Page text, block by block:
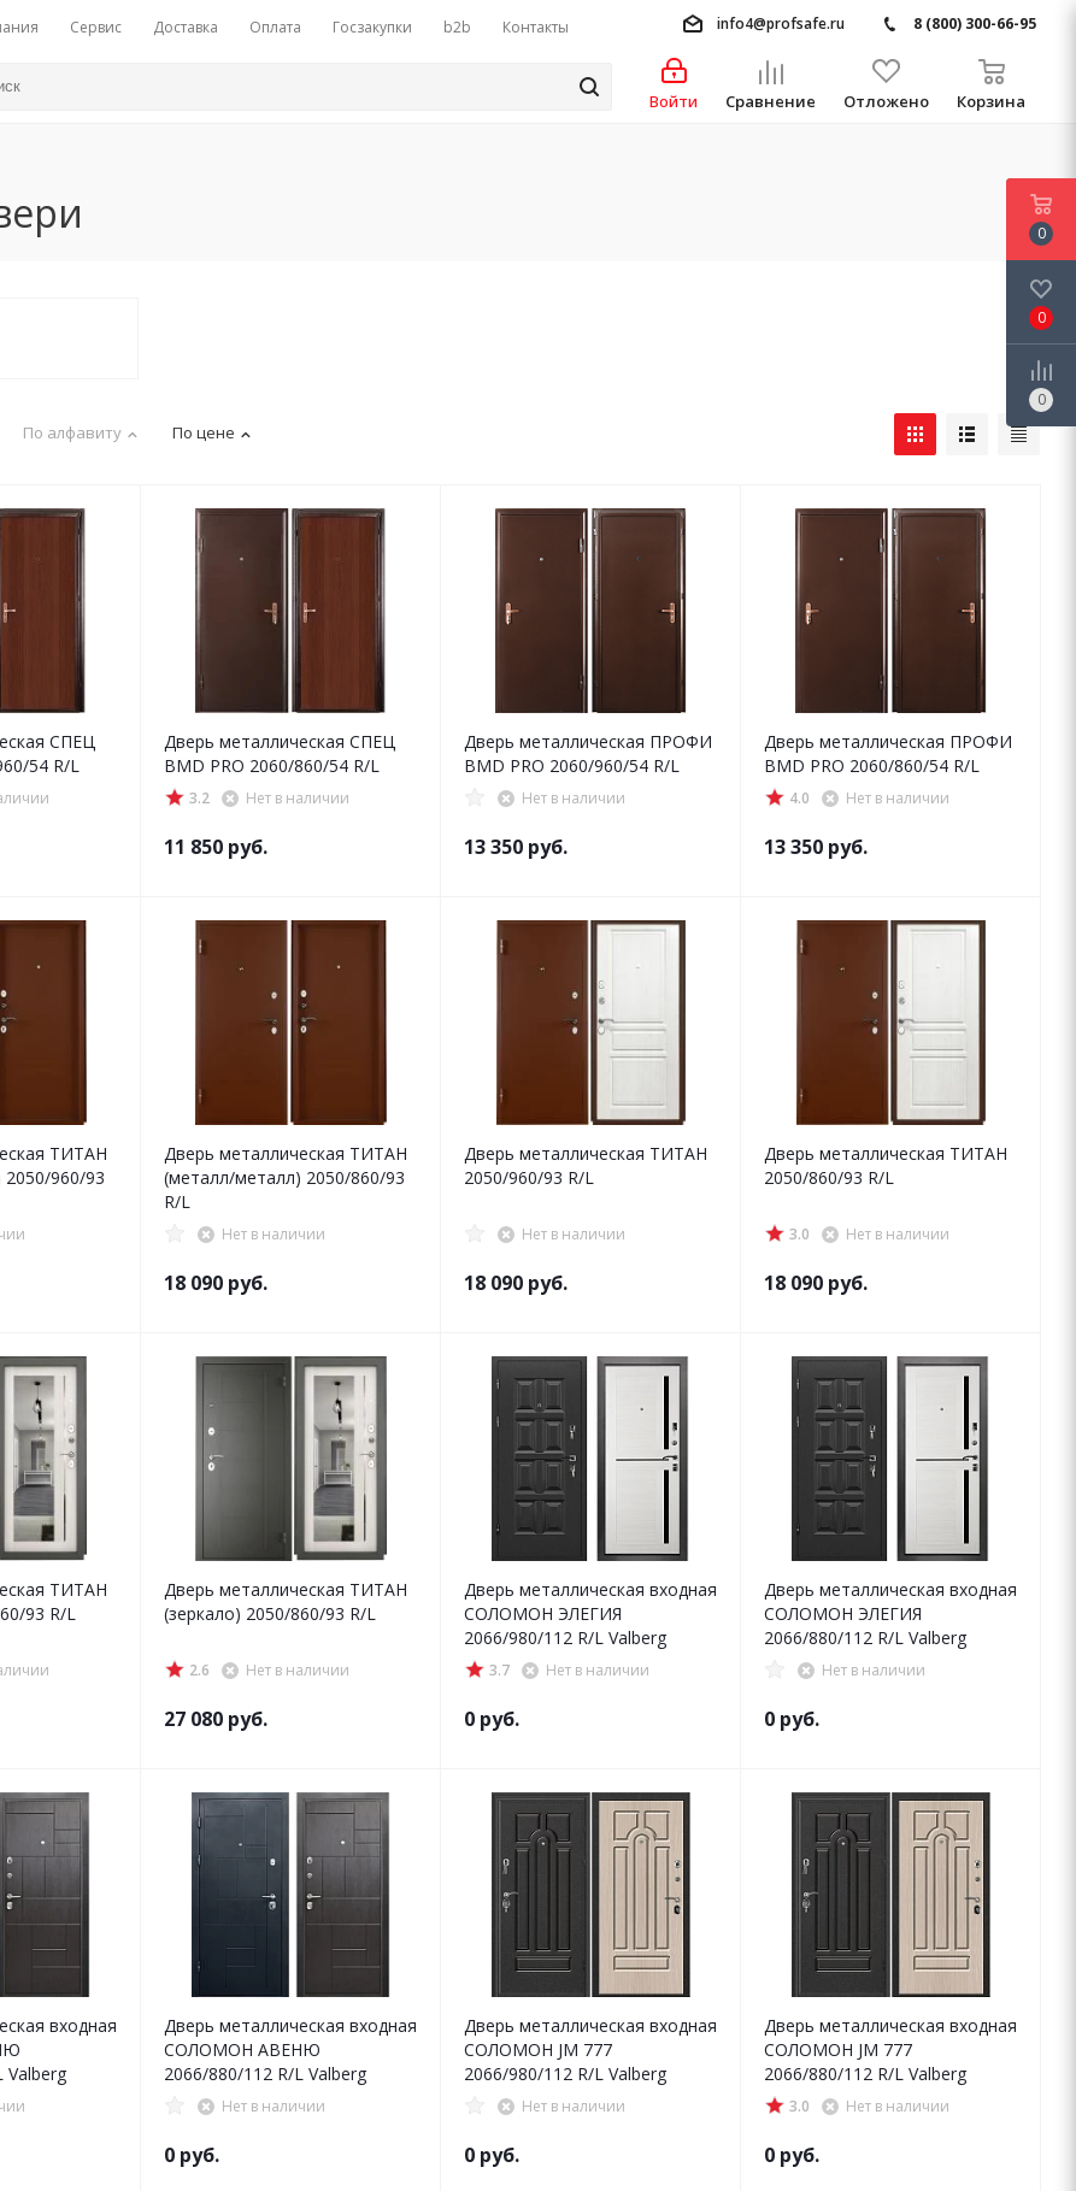
Сервис Доставка Оплата Госзакупки b2b Контакты info4@profsafe.ru 8 (800) 300-66-95
Войти Сравнение Отложено Корзина
По алфавиту По цене
СПЕЦ
54 R/L
Дверь металлическая СПЕЦ
BMD PRO 2060/860/54 R/L
3.2 Нет в наличии
11 850 руб.
Дверь металлическая ПРОФИ
BMD PRO 2060/960/54 R/L
Нет в наличии
13 350 руб.
Дверь металлическая ПРОФИ
BMD PRO 2060/860/54 R/L
4.0 Нет в наличии
13 350 руб.
ТИТАН
960/93
Дверь металлическая ТИТАН
(металл/металл) 2050/860/93
R/L
Нет в наличии
18 090 руб.
Дверь металлическая ТИТАН
2050/960/93 R/L
Нет в наличии
18 090 руб.
Дверь металлическая ТИТАН
2050/860/93 R/L
3.0 Нет в наличии
18 090 руб.
ТИТАН
93 R/L
Дверь металлическая ТИТАН
(зеркало) 2050/860/93 R/L
2.6 Нет в наличии
27 080 руб.
Дверь металлическая входная
СОЛОМОН ЭЛЕГИЯ
2066/980/112 R/L Valberg
3.7 Нет в наличии
0 руб.
Дверь металлическая входная
СОЛОМОН ЭЛЕГИЯ
2066/880/112 R/L Valberg
Нет в наличии
0 руб.
входная
Valberg
Дверь металлическая входная
СОЛОМОН АВЕНЮ
2066/880/112 R/L Valberg
Нет в наличии
0 руб.
Дверь металлическая входная
СОЛОМОН JM 777
2066/980/112 R/L Valberg
Нет в наличии
0 руб.
Дверь металлическая входная
СОЛОМОН JM 777
2066/880/112 R/L Valberg
3.0 Нет в наличии
0 руб.
0
0
0